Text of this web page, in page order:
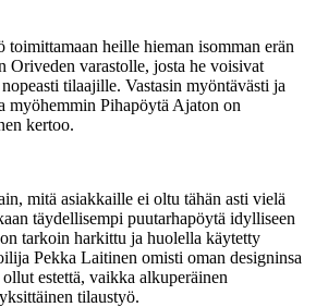
heille hieman isomman erän
varastolle, josta he voisivat
tilaajille. Vastasin myöntävästi ja
myöhemmin Pihapöytä Ajaton on
kertoo.
mitä asiakkaille ei oltu tähän asti vielä
täydellisempi puutarhapöytä idylliseen
tarkoin harkittu ja huolella käytetty
Pekka Laitinen omisti oman designinsa
estettä, vaikka alkuperäinen
tilaustyö.